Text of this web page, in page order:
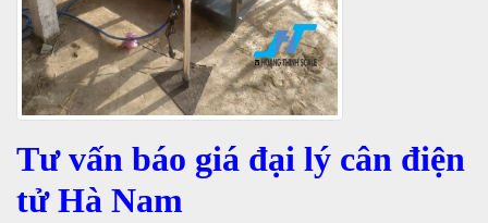
Tư vấn báo giá đại lý cân điện
tử Hà Nam